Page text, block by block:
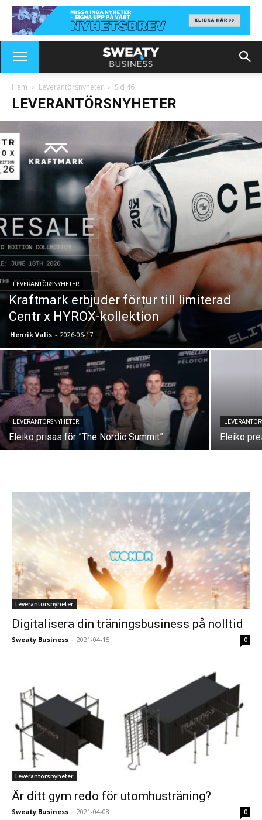
Hem Leverantörsnyheter Sid 46
LEVERANTÖRSNYHETER
LEVERANTÖRSNYHETER
Kraftmark erbjuder förtur till limiterad
Centr x HYROX-kollektion
Henrik Valis - 2026-06-17
LEVERANTÖRSNYHETER
Eleiko prisas för ”The Nordic Summit” Eleiko
Leverantörsnyheter
Digitalisera din träningsbusiness på nolltid
Sweaty Business - 2021-04-15 0
Leverantörsnyheter
Är ditt gym redo för utomhusträning?
Sweaty Business - 2021-04-08 0